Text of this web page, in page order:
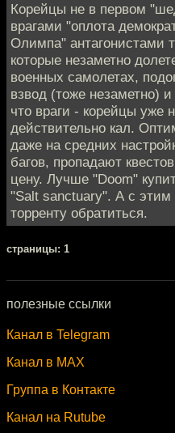
Корейцы не в первом
врагами "оплота
Олимпа" антагонистами
которые незаметно
военных самолетах,
взвод (тоже незаметно)
что враги - корейцы уже
действительно кал.
даже на средних
багов, пропадают
цену. Лучше "Doom"
"Salt sanctuary". А с
торренту обратиться.
cтраницы: 1
полезные ссылки
Канал в Telegram
Канал в MAX
Группа в Контакте
Канал на Rutube